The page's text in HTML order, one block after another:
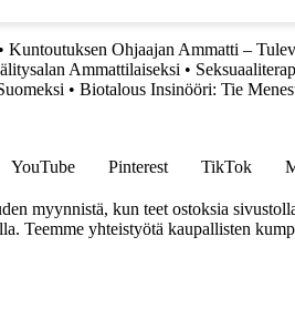
• Kuntoutuksen Ohjaajan Ammatti –
Ammattilaiseksi •
• Biotalous Insinööri: Tie
YouTube Pinterest TikTok
myynnistä, kun teet ostoksia
Teemme yhteistyötä kaupallisten